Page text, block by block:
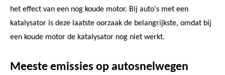
het effect van een nog koude motor. Bij auto's met een
katalysator is deze laatste oorzaak de belangrijkste, omdat bij
een koude motor de katalysator nog niet werkt.
Meeste emissies op autosnelwegen